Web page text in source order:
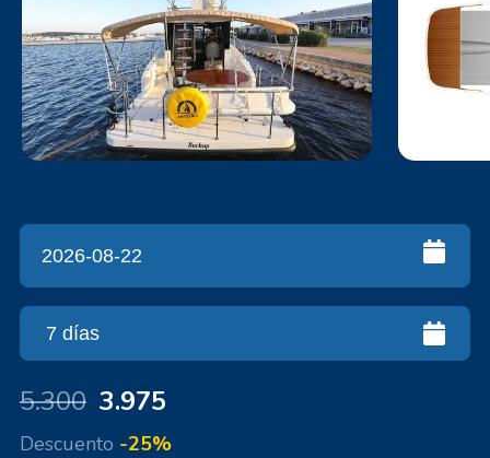
5.300 3.975
Descuento -25%